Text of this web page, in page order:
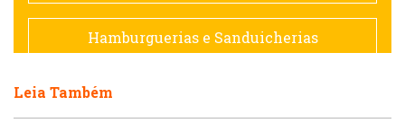
Francesa
Hamburguerias e Sanduicherias
Leia Também